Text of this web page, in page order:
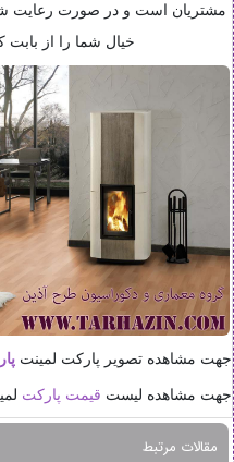
مشتریان است و در صورت رعایت
خیال شما را از
جهت مشاهده تصویر پارکت لمینت
جهت مشاهده لیست قیمت پارکت
مقالات مرتبط